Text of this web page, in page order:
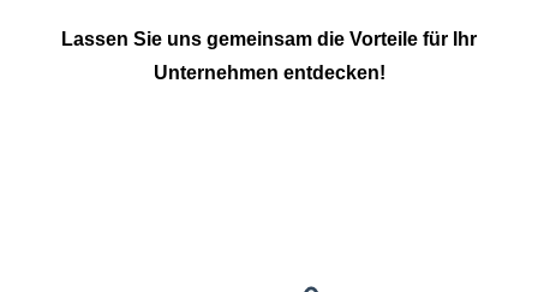
Lassen Sie uns gemeinsam die Vorteile für Ihr
Unternehmen entdecken!